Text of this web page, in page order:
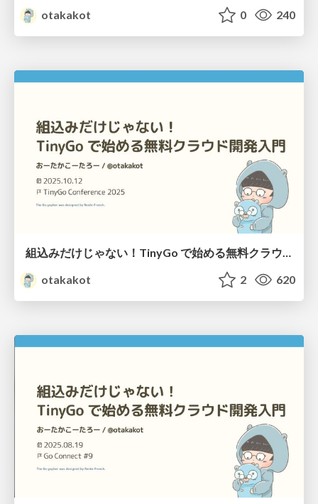
otakakot
0 240
組込みだけじゃない！TinyGo で始める無料クラウド開発入門
otakakot
2 620